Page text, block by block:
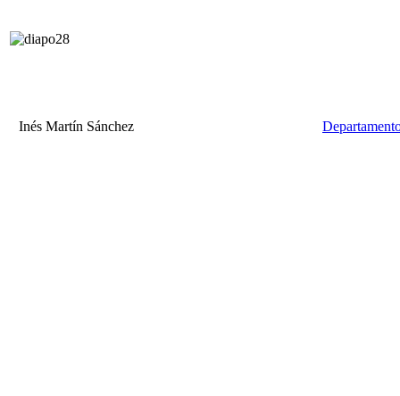
Inés Martín Sánchez